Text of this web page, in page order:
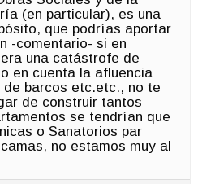
(en particular), es una
que podrías aportar
-comentario- si en
una catástrofe de
en cuenta la afluencia
barcos etc.etc., no te
de construir tantos
se tendrían que
o Sanatorios par
no estamos muy al